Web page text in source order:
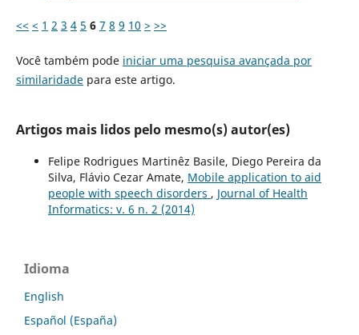
<< < 1 2 3 4 5 6 7 8 9 10 > >>
Você também pode iniciar uma pesquisa avançada por
similaridadepara este artigo.
Artigos mais lidos pelo mesmo(s) autor(es)
Felipe Rodrigues Martinêz Basile, Diego Pereira da
Silva, Flávio Cezar Amate, Mobile application to aid
people with speech disorders , Journal of Health
Informatics: v. 6 n. 2 (2014)
Idioma
English
Español (España)